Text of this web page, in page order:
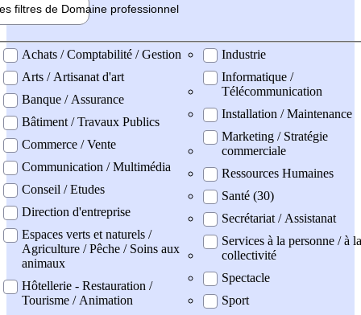
filtres de Domaine professionnel
professionel
Achats / Comptabilité / Gestion
Arts / Artisanat d'art
Banque / Assurance
Bâtiment / Travaux Publics
Commerce / Vente
Communication / Multimédia
Conseil / Etudes
Direction d'entreprise
Espaces verts et naturels /
Agriculture / Pêche / Soins aux
animaux
Hôtellerie - Restauration /
Tourisme / Animation
Industrie
Informatique /
Télécommunication
Installation / Maintenance
Marketing / Stratégie
commerciale
Ressources Humaines
Santé (30)
Secrétariat / Assistanat
Services à la personne / à la
collectivité
Spectacle
Sport